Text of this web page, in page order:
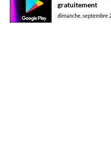
gratuitement
dimanche, septembre